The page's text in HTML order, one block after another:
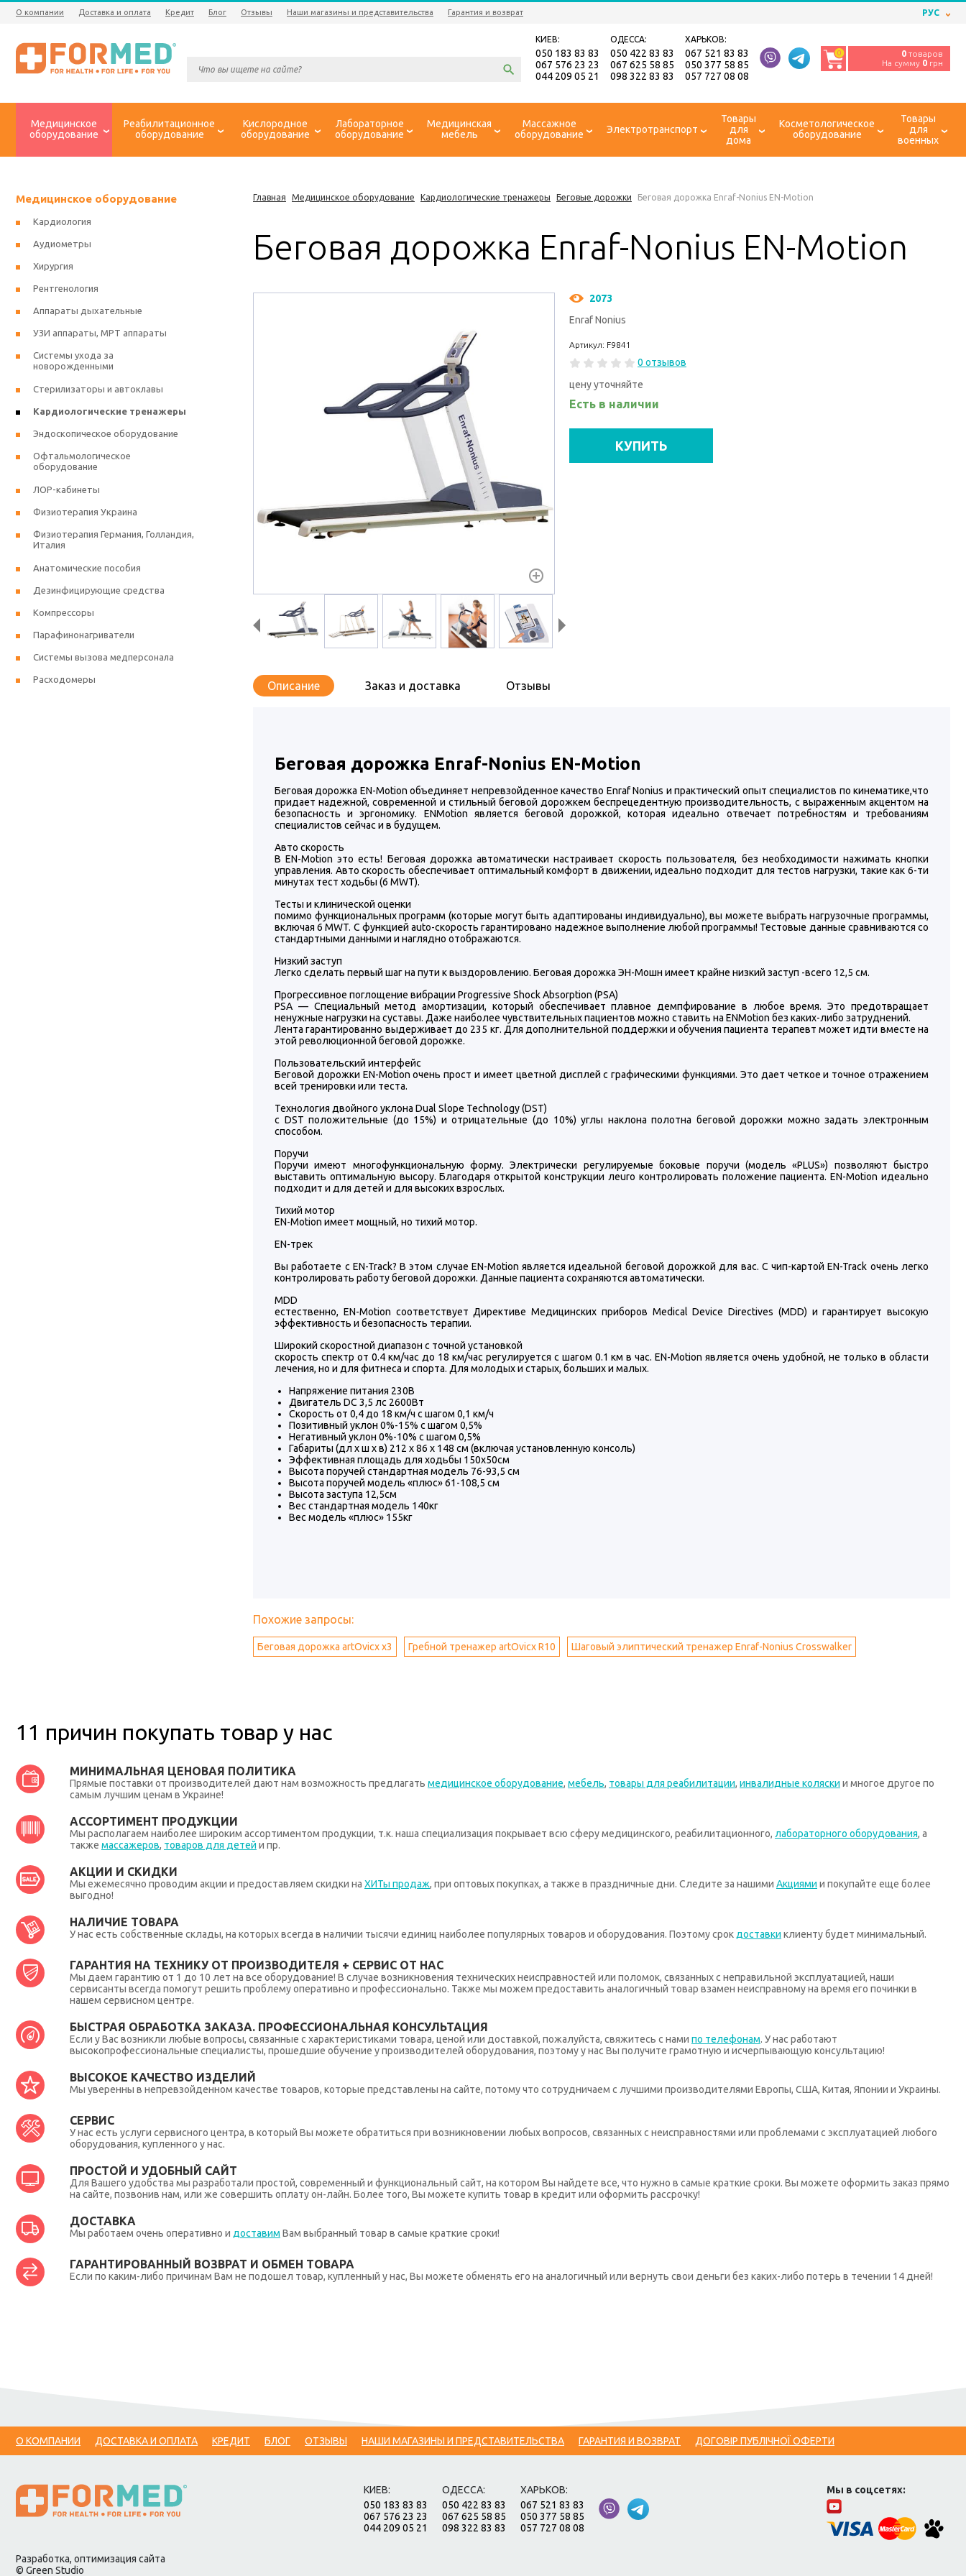
О компании Доставка и оплата Кредит Блог Отзывы Наши магазины и представительства Гарантия и возврат РУС
КИЕВ:
050 183 83 83
067 576 23 23
044 209 05 21
ОДЕССА:
050 422 83 83
067 625 58 85
098 322 83 83
ХАРЬКОВ:
067 521 83 83
050 377 58 85
057 727 08 08
0 0 товаров
На сумму 0 грн
Медицинское
оборудование
Реабилитационное
оборудование
Кислородное
оборудование
Лабораторное
оборудование
Медицинская
мебель
Массажное
оборудование
Электротранспорт
Товары
для
дома
Косметологическое
оборудование
Товары
для
военных
Главная Медицинское оборудование Кардиологические тренажеры Беговые дорожки Беговая дорожка Enraf-Nonius EN-Motion
Беговая дорожка Enraf-Nonius EN-Motion
2073
Enraf Nonius
Артикул: F9841
0 отзывов
цену уточняйте
Есть в наличии
КУПИТЬ
Описание Заказ и доставка Отзывы
Беговая дорожка Enraf-Nonius EN-Motion
Беговая дорожка EN-Motion объединяет непревзойденное качество Enraf Nonius и практический опыт специалистов по кинематике,что
придает надежной, современной и стильный беговой дорожкем беспрецедентную производительность, с выраженным акцентом на
безопасность и эргономику. ENMotion является беговой дорожкой, которая идеально отвечает потребностям и требованиям
специалистов сейчас и в будущем.
Авто скорость
В EN-Motion это есть! Беговая дорожка автоматически настраивает скорость пользователя, без необходимости нажимать кнопки
управления. Авто скорость обеспечивает оптимальный комфорт в движении, идеально подходит для тестов нагрузки, такие как 6-ти
минутах тест ходьбы (6 MWT).
Тесты и клинической оценки
помимо функциональных программ (которые могут быть адаптированы индивидуально), вы можете выбрать нагрузочные программы,
включая 6 MWT. С функцией auto-скорость гарантировано надежное выполнение любой программы! Тестовые данные сравниваются со
стандартными данными и наглядно отображаются.
Низкий заступ
Легко сделать первый шаг на пути к выздоровлению. Беговая дорожка ЭН-Мошн имеет крайне низкий заступ -всего 12,5 см.
Прогрессивное поглощение вибрации Progressive Shock Absorption (PSA)
PSA — Специальный метод амортизации, который обеспечивает плавное демпфирование в любое время. Это предотвращает
ненужные нагрузки на суставы. Даже наиболее чувствительных пациентов можно ставить на ENMotion без каких-либо затруднений.
Лента гарантированно выдерживает до 235 кг. Для дополнительной поддержки и обучения пациента терапевт может идти вместе на
этой революционной беговой дорожке.
Пользовательский интерфейс
Беговой дорожки EN-Motion очень прост и имеет цветной дисплей с графическими функциями. Это дает четкое и точное отражением
всей тренировки или теста.
Технология двойного уклона Dual Slope Technology (DST)
с DST положительные (до 15%) и отрицательные (до 10%) углы наклона полотна беговой дорожки можно задать электронным
способом.
Поручи
Поручи имеют многофункциональную форму. Электрически регулируемые боковые поручи (модель «PLUS») позволяют быстро
выставить оптимальную высору. Благодаря открытой конструкции леurо контролировать положение пациента. EN-Motion идеально
подходит и для детей и для высоких взрослых.
Тихий мотор
EN-Motion имеет мощный, но тихий мотор.
EN-трек
Вы работаете с EN-Track? В этом случае EN-Motion является идеальной беговой дорожкой для вас. С чип-картой EN-Track очень легко
контролировать работу беговой дорожки. Данные пациента сохраняются автоматически.
MDD
естественно, EN-Motion соответствует Директиве Медицинских приборов Medical Device Directives (MDD) и гарантирует высокую
эффективность и безопасность терапии.
Широкий скоростной диапазон с точной установкой
скорость спектр от 0.4 км/час до 18 км/час регулируется с шагом 0.1 км в час. EN-Motion является очень удобной, не только в области
лечения, но и для фитнеса и спорта. Для молодых и старых, больших и малых.
Напряжение питания 230В
Двигатель DC 3,5 лс 2600Вт
Скорость от 0,4 до 18 км/ч с шагом 0,1 км/ч
Позитивный уклон 0%-15% с шагом 0,5%
Негативный уклон 0%-10% с шагом 0,5%
Габариты (дл х ш х в) 212 х 86 х 148 см (включая установленную консоль)
Эффективная площадь для ходьбы 150х50см
Высота поручей стандартная модель 76-93,5 см
Высота поручей модель «плюс» 61-108,5 см
Высота заступа 12,5см
Вес стандартная модель 140кг
Вес модель «плюс» 155кг
Похожие запросы:
Беговая дорожка artOvicx x3 Гребной тренажер artOvicx R10 Шаговый элиптический тренажер Enraf-Nonius Crosswalker
Медицинское оборудование
Кардиология
Аудиометры
Хирургия
Рентгенология
Аппараты дыхательные
УЗИ аппараты, МРТ аппараты
Системы ухода за
новорожденными
Стерилизаторы и автоклавы
Кардиологические тренажеры
Эндоскопическое оборудование
Офтальмологическое
оборудование
ЛОР-кабинеты
Физиотерапия Украина
Физиотерапия Германия, Голландия,
Италия
Анатомические пособия
Дезинфицирующие средства
Компрессоры
Парафинонагриватели
Системы вызова медперсонала
Расходомеры
11 причин покупать товар у нас
МИНИМАЛЬНАЯ ЦЕНОВАЯ ПОЛИТИКА
Прямые поставки от производителей дают нам возможность предлагать медицинское оборудование, мебель, товары для реабилитации, инвалидные коляски и многое другое по
самым лучшим ценам в Украине!
АССОРТИМЕНТ ПРОДУКЦИИ
Мы располагаем наиболее широким ассортиментом продукции, т.к. наша специализация покрывает всю сферу медицинского, реабилитационного, лабораторного оборудования, а
также массажеров, товаров для детей и пр.
АКЦИИ И СКИДКИ
Мы ежемесячно проводим акции и предоставляем скидки на ХИТы продаж, при оптовых покупках, а также в праздничные дни. Следите за нашими Акциями и покупайте еще более
выгодно!
НАЛИЧИЕ ТОВАРА
У нас есть собственные склады, на которых всегда в наличии тысячи единиц наиболее популярных товаров и оборудования. Поэтому срок доставки клиенту будет минимальный.
ГАРАНТИЯ НА ТЕХНИКУ ОТ ПРОИЗВОДИТЕЛЯ + СЕРВИС ОТ НАС
Мы даем гарантию от 1 до 10 лет на все оборудование! В случае возникновения технических неисправностей или поломок, связанных с неправильной эксплуатацией, наши
сервисанты всегда помогут решить проблему оперативно и профессионально. Также мы можем предоставить аналогичный товар взамен неисправному на время его починки в
нашем сервисном центре.
БЫСТРАЯ ОБРАБОТКА ЗАКАЗА. ПРОФЕССИОНАЛЬНАЯ КОНСУЛЬТАЦИЯ
Если у Вас возникли любые вопросы, связанные с характеристиками товара, ценой или доставкой, пожалуйста, свяжитесь с нами по телефонам. У нас работают
высокопрофессиональные специалисты, прошедшие обучение у производителей оборудования, поэтому у нас Вы получите грамотную и исчерпывающую консультацию!
ВЫСОКОЕ КАЧЕСТВО ИЗДЕЛИЙ
Мы уверенны в непревзойденном качестве товаров, которые представлены на сайте, потому что сотрудничаем с лучшими производителями Европы, США, Китая, Японии и Украины.
СЕРВИС
У нас есть услуги сервисного центра, в который Вы можете обратиться при возникновении любых вопросов, связанных с неисправностями или проблемами с эксплуатацией любого
оборудования, купленного у нас.
ПРОСТОЙ И УДОБНЫЙ САЙТ
Для Вашего удобства мы разработали простой, современный и функциональный сайт, на котором Вы найдете все, что нужно в самые краткие сроки. Вы можете оформить заказ прямо
на сайте, позвонив нам, или же совершить оплату он-лайн. Более того, Вы можете купить товар в кредит или оформить рассрочку!
ДОСТАВКА
Мы работаем очень оперативно и доставим Вам выбранный товар в самые краткие сроки!
ГАРАНТИРОВАННЫЙ ВОЗВРАТ И ОБМЕН ТОВАРА
Если по каким-либо причинам Вам не подошел товар, купленный у нас, Вы можете обменять его на аналогичный или вернуть свои деньги без каких-либо потерь в течении 14 дней!
О КОМПАНИИ ДОСТАВКА И ОПЛАТА КРЕДИТ БЛОГ ОТЗЫВЫ НАШИ МАГАЗИНЫ И ПРЕДСТАВИТЕЛЬСТВА ГАРАНТИЯ И ВОЗВРАТ ДОГОВІР ПУБЛІЧНОЇ ОФЕРТИ
КИЕВ:
050 183 83 83
067 576 23 23
044 209 05 21
ОДЕССА:
050 422 83 83
067 625 58 85
098 322 83 83
ХАРЬКОВ:
067 521 83 83
050 377 58 85
057 727 08 08
Мы в соцсетях:
Разработка, оптимизация сайта
© Green Studio